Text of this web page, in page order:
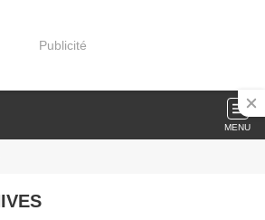
Publicité
MENU